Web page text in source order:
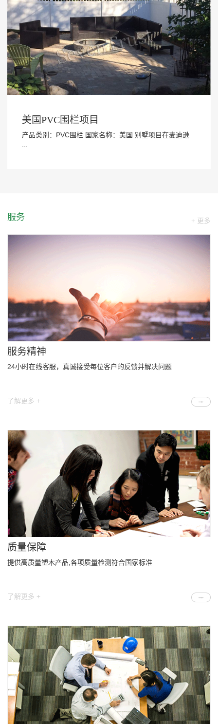
美国PVC围栏项目
产品类别：PVC围栏 国家名称：美国 别墅项目在麦迪逊
...
服务 + 更多
服务精神
24小时在线客服，真诚接受每位客户的反馈并解决问题
了解更多 +
质量保障
提供高质量塑木产品,各项质量检测符合国家标准
了解更多 +